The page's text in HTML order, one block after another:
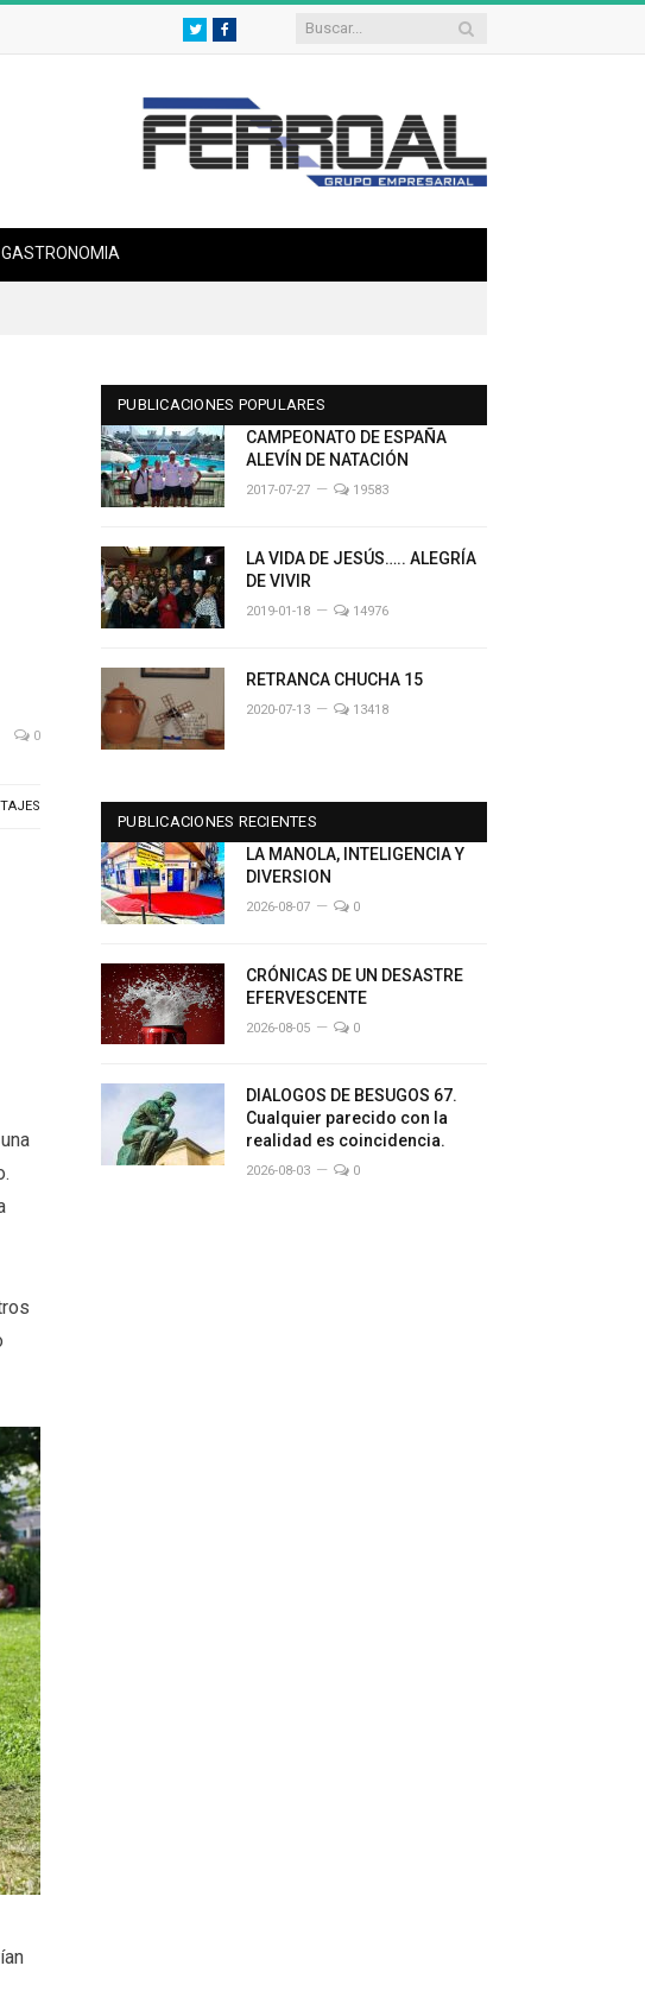
TwitterFacebook
GASTRONOMIA
0
PUBLICACIONES POPULARES
CAMPEONATO DE ESPAÑA
ALEVÍN DE NATACIÓN
2017-07-27 19583
LA VIDA DE JESÚS….. ALEGRÍA
DE VIVIR
2019-01-18 14976
RETRANCA CHUCHA 15
2020-07-13 13418
PUBLICACIONES RECIENTES
LA MANOLA, INTELIGENCIA Y
DIVERSION
2026-08-07 0
CRÓNICAS DE UN DESASTRE
EFERVESCENTE
2026-08-05 0
DIALOGOS DE BESUGOS 67.
Cualquier parecido con la
realidad es coincidencia.
2026-08-03 0